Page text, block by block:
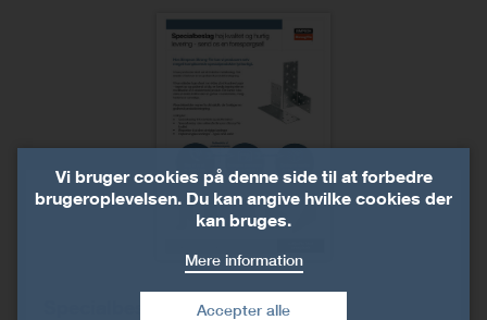
Vi bruger cookies på denne side til at forbedre
brugeroplevelsen. Du kan angive hvilke cookies der
kan bruges.
Mere information
Accepter alle